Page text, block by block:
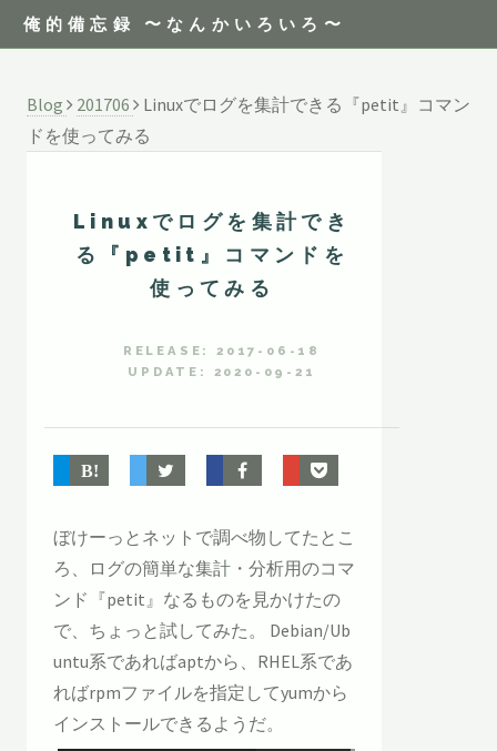
俺的備忘録 〜なんかいろいろ〜
Blog 201706
Linuxでログを集計できる『petit』コマン
ドを使ってみる
Linuxでログを集計でき
る『petit』コマンドを
使ってみる
RELEASE: 2017-06-18
UPDATE: 2020-09-21
ぼけーっとネットで調べ物してたとこ
ろ、ログの簡単な集計・分析用のコマ
ンド『petit』なるものを見かけたの
で、ちょっと試してみた。 Debian/Ub
untu系であればaptから、RHEL系であ
ればrpmファイルを指定してyumから
インストールできるようだ。